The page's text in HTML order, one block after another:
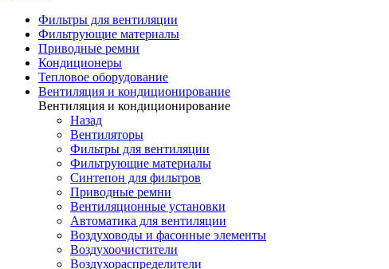
Фильтры для вентиляции
Фильтрующие материалы
Приводные ремни
Кондиционеры
Тепловое оборудование
Вентиляция и кондиционирование
Вентиляция и кондиционирование
Назад
Вентиляторы
Фильтры для вентиляции
Фильтрующие материалы
Синтепон для фильтров
Приводные ремни
Вентиляционные установки
Автоматика для вентиляции
Воздуховоды и фасонные элементы
Воздухоочистители
Воздухораспределители